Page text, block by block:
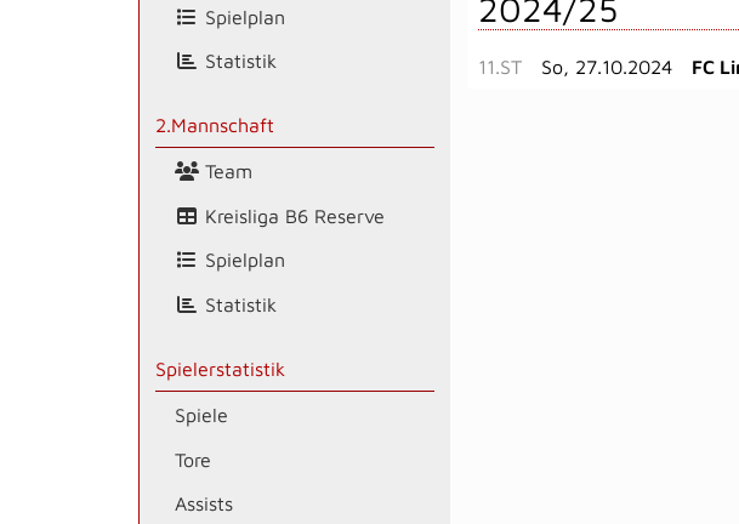
Spielplan
Statistik
2.Mannschaft
Team
Kreisliga B6 Reserve
Spielplan
Statistik
Spielerstatistik
Spiele
Tore
Assists
2024/25
11.ST So, 27.10.2024 FC